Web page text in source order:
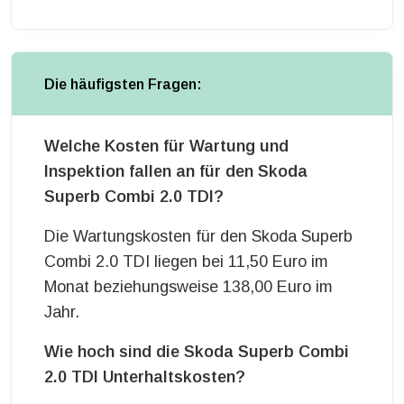
Die häufigsten Fragen:
Welche Kosten für Wartung und
Inspektion fallen an für den Skoda
Superb Combi 2.0 TDI?
Die Wartungskosten für den Skoda Superb
Combi 2.0 TDI liegen bei 11,50 Euro im
Monat beziehungsweise 138,00 Euro im
Jahr.
Wie hoch sind die Skoda Superb Combi
2.0 TDI Unterhaltskosten?